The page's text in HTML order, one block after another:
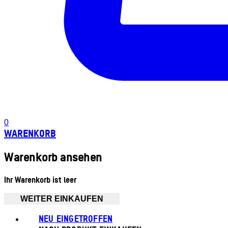
0
WARENKORB
Warenkorb ansehen
Ihr Warenkorb ist leer
WEITER EINKAUFEN
NEU EINGETROFFEN